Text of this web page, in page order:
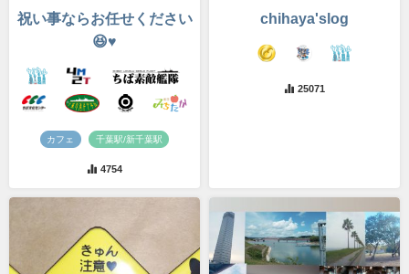
祝い事ならお任せください
😆♥️
カフェ 千葉駅/新千葉駅
4754
chihaya'slog
25071